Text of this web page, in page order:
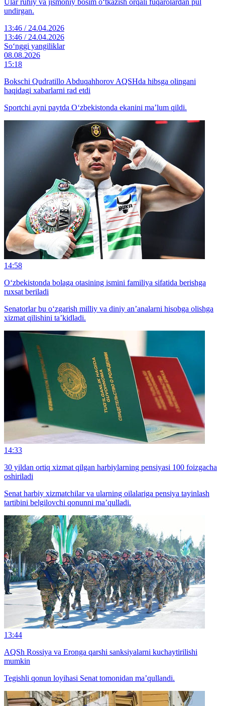
Ular ruhiy va jismoniy bosim o‘tkazish orqali fuqarolardan pul
undirgan.
13:46 / 24.04.2026
13:46 / 24.04.2026
So‘nggi yangiliklar
08.08.2026
15:18
Bokschi Qudratillo Abduqahhorov AQSHda hibsga olingani
haqidagi xabarlarni rad etdi
Sportchi ayni paytda O‘zbekistonda ekanini ma’lum qildi.
14:58
O‘zbekistonda bolaga otasining ismini familiya sifatida berishga
ruxsat beriladi
Senatorlar bu o‘zgarish milliy va diniy an’analarni hisobga olishga
xizmat qilishini ta’kidladi.
14:33
30 yildan ortiq xizmat qilgan harbiylarning pensiyasi 100 foizgacha
oshiriladi
Senat harbiy xizmatchilar va ularning oilalariga pensiya tayinlash
tartibini belgilovchi qonunni ma’qulladi.
13:44
AQSh Rossiya va Eronga qarshi sanksiyalarni kuchaytirilishi
mumkin
Tegishli qonun loyihasi Senat tomonidan ma’qullandi.